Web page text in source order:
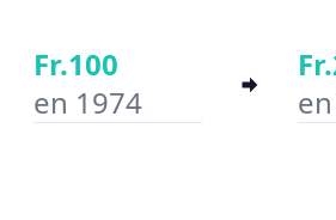
Año inicial
Fr.100
en 1974